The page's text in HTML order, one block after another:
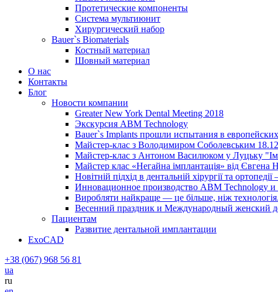
Протетические компоненты
Система мультиюнит
Хирургический набор
Bauer`s Biomaterials
Костный материал
Шовный материал
О нас
Контакты
Блог
Новости компании
Greater New York Dental Meeting 2018
Экскурсия ABM Technology
Bauer`s Implants прошли испытания в
Майстер-клас з Володимиром Соболевським
Майстер-клас з Антоном Василюком у Луцьку
Майстер клас «Негайна імплантація» від Євгена
Новітній підхід в дентальній хірургії та
Инновационное производство ABM Technology
Виробляти найкраще — це більше, ніж
Весенний праздник и Международный женский
Пациентам
Развитие дентальной имплантации
ExoCAD
+38 (067) 968 56 81
ua
ru